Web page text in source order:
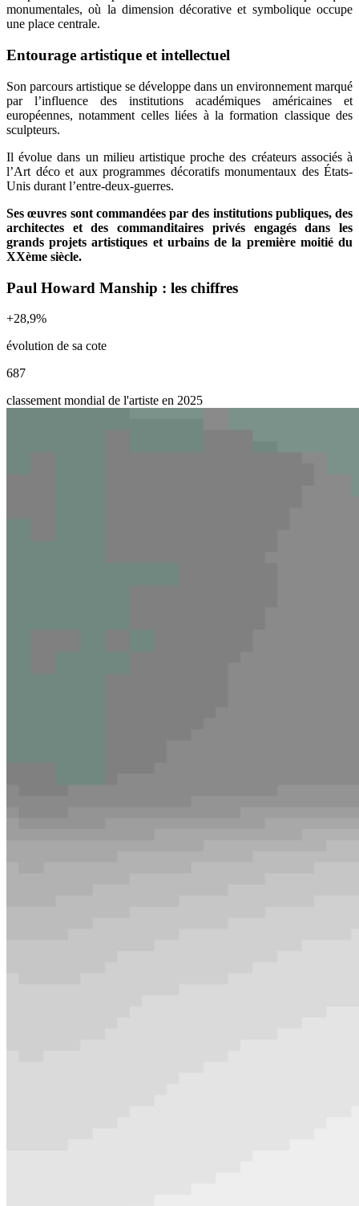
monumentales, où la dimension décorative et symbolique occupe
une place centrale.
Entourage artistique et intellectuel
Son parcours artistique se développe dans un environnement marqué
par l’influence des institutions académiques américaines et
européennes, notamment celles liées à la formation classique des
sculpteurs.
Il évolue dans un milieu artistique proche des créateurs associés à
l’Art déco et aux programmes décoratifs monumentaux des États-
Unis durant l’entre-deux-guerres.
Ses œuvres sont commandées par des institutions publiques, des
architectes et des commanditaires privés engagés dans les
grands projets artistiques et urbains de la première moitié du
XXème siècle.
Paul Howard Manship : les chiffres
+28,9%
évolution de sa cote
687
classement mondial de l'artiste en 2025